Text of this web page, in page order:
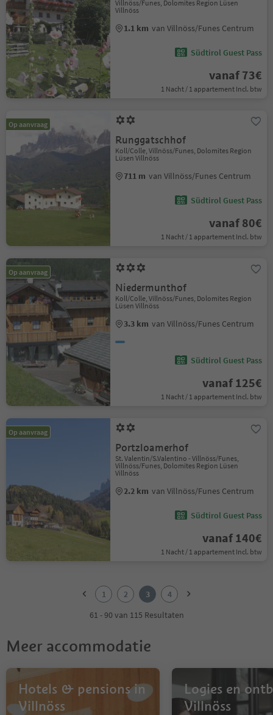
Villnöss/Funes, Dolomites Region Lüsen
Villnöss
1.1 km van Villnöss/Funes Centrum
Südtirol Guest Pass
vanaf 73€
1 Nacht / 1 appartement Incl. btw
Op aanvraag
Runggatschhof
Koll/Colle, Villnöss/Funes, Dolomites Region
Lüsen Villnöss
711 m van Villnöss/Funes Centrum
Südtirol Guest Pass
vanaf 80€
1 Nacht / 1 appartement Incl. btw
Op aanvraag
Niedermunthof
Koll/Colle, Villnöss/Funes, Dolomites Region
Lüsen Villnöss
3.3 km van Villnöss/Funes Centrum
Südtirol Guest Pass
vanaf 125€
1 Nacht / 1 appartement Incl. btw
Op aanvraag
Portzloamerhof
St. Valentin/S.Valentino - Villnöss/Funes,
Villnöss/Funes, Dolomites Region Lüsen
Villnöss
2.2 km van Villnöss/Funes Centrum
Südtirol Guest Pass
vanaf 140€
1 Nacht / 1 appartement Incl. btw
1 2 3
4
61 - 90 van 115 Resultaten
Meer accommodatie
Hotels & pensions in
Villnöss
Logies en
Villnöss